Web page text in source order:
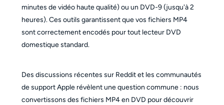
minutes de vidéo haute qualité) ou un DVD-9 (jusqu'à 2
heures). Ces outils garantissent que vos fichiers MP4
sont correctement encodés pour tout lecteur DVD
domestique standard.
Des discussions récentes sur Reddit et les communautés
de support Apple révèlent une question commune : nous
convertissons des fichiers MP4 en DVD pour découvrir